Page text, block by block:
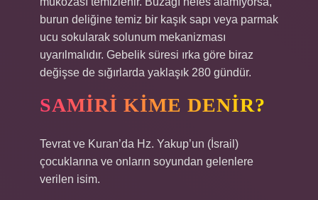
burun deliğine temiz bir kaşık sapı veya parmak
ucu sokularak solunum mekanizması
uyarılmalıdır. Gebelik süresi ırka göre biraz
değişse de sığırlarda yaklaşık 280 gündür.
SAMIRI KIME DENIR?
Tevrat ve Kuran’da Hz. Yakup’un (İsrail)
çocuklarına ve onların soyundan gelenlere
verilen isim.